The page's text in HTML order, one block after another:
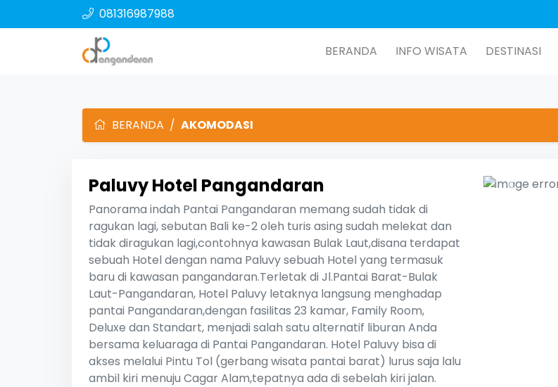
081316987988
BERANDA INFO WISATA DESTINASI
BERANDA AKOMODASI
Paluvy Hotel Pangandaran
Panorama indah Pantai Pangandaran memang sudah tidak di
ragukan lagi, sebutan Bali ke-2 oleh turis asing sudah melekat dan
tidak diragukan lagi,contohnya kawasan Bulak Laut,disana terdapat
sebuah Hotel dengan nama Paluvy sebuah Hotel yang termasuk
baru di kawasan pangandaran.Terletak di Jl.Pantai Barat-Bulak
Laut-Pangandaran, Hotel Paluvy letaknya langsung menghadap
pantai Pangandaran,dengan fasilitas 23 kamar, Family Room,
Deluxe dan Standart, menjadi salah satu alternatif liburan Anda
bersama keluaraga di Pantai Pangandaran. Hotel Paluvy bisa di
akses melalui Pintu Tol (gerbang wisata pantai barat) lurus saja lalu
ambil kiri menuju Cagar Alam,tepatnya ada di sebelah kiri jalan.
Previous